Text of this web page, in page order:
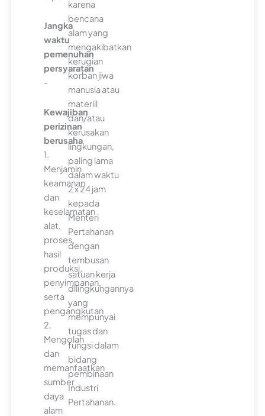
Jangka
waktu
pemenuhan
persyaratan
-
Kewajiban
perizinan
berusaha
1.
Menjamin
keamanan
dan
keselamatan
alat,
proses,
hasil
produksi,
penyimpanan,
serta
pengangkutan
2.
Mengolah
dan
memanfaatkan
sumber
daya
alam
karena
bencana
alam yang
mengakibatkan
kerugian
korban jiwa
manusia atau
materiil
dan/atau
kerusakan
lingkungan,
paling lama
dalam waktu
2 x 24 jam
kepada
Menteri
Pertahanan
dengan
tembusan
satuan kerja
dilingkungannya
yang
mempunyai
tugas dan
fungsi dalam
bidang
pembinaan
Industri
Pertahanan.